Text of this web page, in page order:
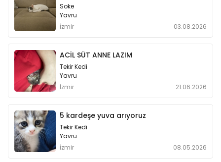
Soke
Yavru
İzmir
03.08.2026
ACİL SÜT ANNE LAZIM
Tekir Kedi
Yavru
İzmir
21.06.2026
5 kardeşe yuva arıyoruz
Tekir Kedi
Yavru
İzmir
08.05.2026